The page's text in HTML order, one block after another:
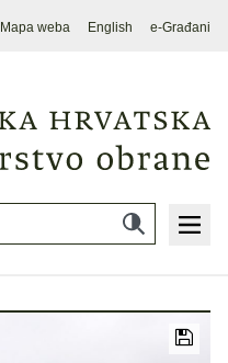
Mapa weba English e-Građani